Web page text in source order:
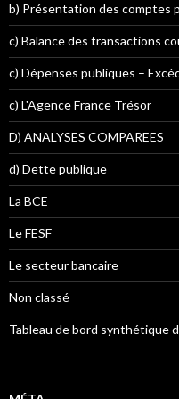
b) Présentation des comptes
c) Balance des transactions
c) Dépenses publiques –
c) L'Agence France Trésor
D) ANALYSES COMPAREES
d) Dette publique
La BCE
Le FESF
Le secteur bancaire
Non classé
Tableau de bord synthétique